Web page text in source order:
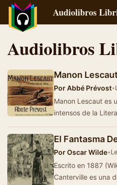
Audiolibros
Audiolibros
Manon Lescaut
PorAbbé Prévost•
Manon Lescaut es
intensos de la
El Fantasma
PorOscar Wilde•
Escrito en 1887
Canterville es una